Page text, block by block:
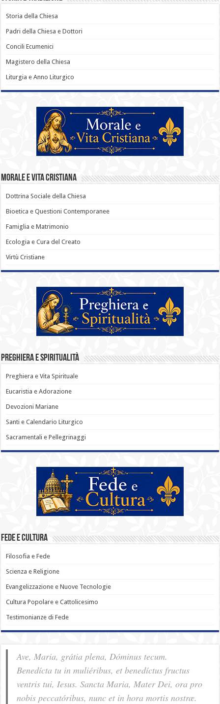
Storia della Chiesa
Padri della Chiesa e Dottori
Concili Ecumenici
Magistero della Chiesa
Liturgia e Anno Liturgico
Morale e Vita Cristiana
Dottrina Sociale della Chiesa
Bioetica e Questioni Contemporanee
Famiglia e Matrimonio
Ecologia e Cura del Creato
Virtù Cristiane
Preghiera e Spiritualità
Preghiera e Vita Spirituale
Eucaristia e Adorazione
Devozioni Mariane
Santi e Calendario Liturgico
Sacramentali e Pellegrinaggi
Fede e Cultura
Filosofia e Fede
Scienza e Religione
Evangelizzazione e Nuove Tecnologie
Cultura Popolare e Cattolicesimo
Testimonianze di Fede
Ave, Maria, grátia plena, Dóminus tecum.
Benedícta tu in muliéribus, et benedíctus fructus
ventris tui, Iesus. Sancta Maria, Mater Dei, ora pro
nobis pec­ca­tóribus, nunc et in hora mortis nostræ.